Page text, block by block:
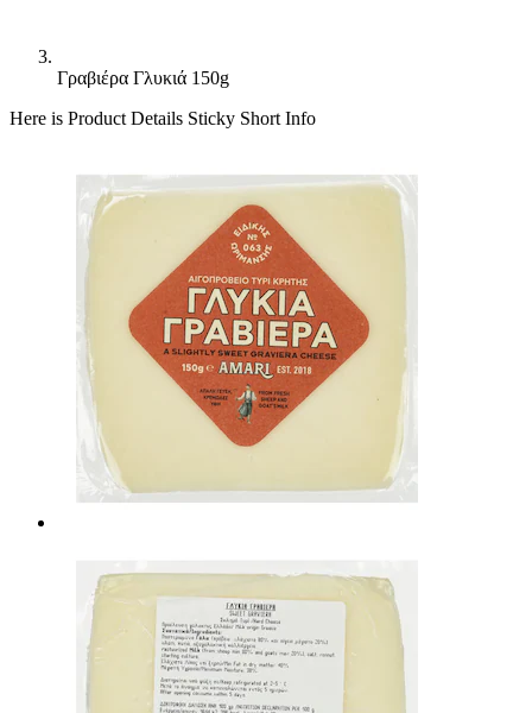
Γραβιέρα Γλυκιά 150g
Here is Product Details Sticky Short Info